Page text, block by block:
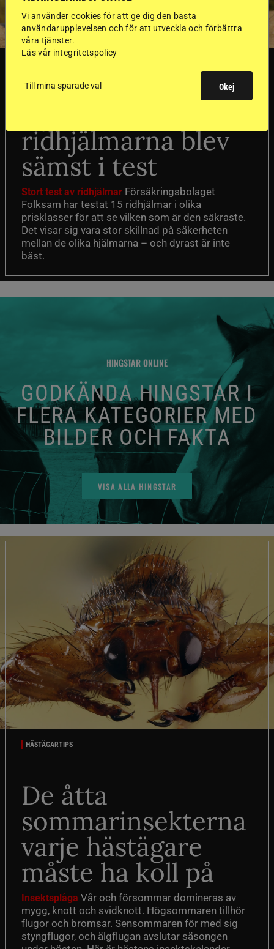
ridhjälmarna blev
sämst i test
Stort test av ridhjälmar Försäkringsbolaget
Folksam har testat 15 ridhjälmar i olika
prisklasser för att se vilken som är den säkraste.
Det visar sig vara stor skillnad på säkerheten
mellan de olika hjälmarna – och dyrast är inte
bäst.
HINGSTAR ONLINE
GODKÄNDA HINGSTAR I
FLERA KATEGORIER MED
BILDER OCH FAKTA
VISA ALLA HINGSTAR
HÄSTÄGARTIPS
De åtta
sommarinsekterna
varje hästägare
måste ha koll på
Insektsplåga Vår och försommar domineras av
mygg, knott och svidknott. Högsommaren tillhör
flugor och bromsar. Sensommaren för med sig
styngflugor, och älgflugan avslutar säsongen
Vi använder cookies för att ge dig den bästa
användarupplevelsen och för att utveckla och förbättra
våra tjänster.
Läs vår integritetspolicy
Till mina sparade val Okej